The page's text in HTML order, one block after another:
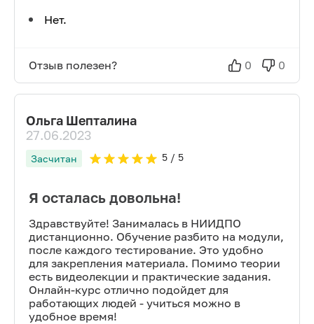
Нет.
Отзыв полезен? 0 0
Ольга Шепталина
27.06.2023
Засчитан 5/ 5
Я осталась довольна!
Здравствуйте! Занималась в НИИДПО
дистанционно. Обучение разбито на модули,
после каждого тестирование. Это удобно
для закрепления материала. Помимо теории
есть видеолекции и практические задания.
Онлайн-курс отлично подойдет для
работающих людей - учиться можно в
удобное время!